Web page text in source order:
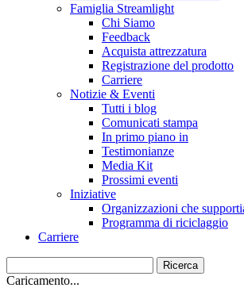
Famiglia Streamlight
Chi Siamo
Feedback
Acquista attrezzatura
Registrazione del prodotto
Carriere
Notizie & Eventi
Tutti i blog
Comunicati stampa
In primo piano in
Testimonianze
Media Kit
Prossimi eventi
Iniziative
Organizzazioni che
Programma di riciclaggio
Carriere
Caricamento...